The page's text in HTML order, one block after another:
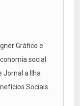
Gráfico e
social
Jornal a Ilha
Sociais.